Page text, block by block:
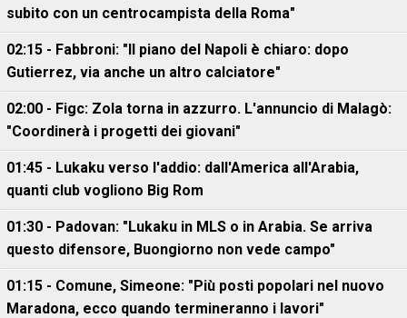
subito con un centrocampista della Roma"
02:15 - Fabbroni: "Il piano del Napoli è chiaro: dopo
Gutierrez, via anche un altro calciatore"
02:00 - Figc: Zola torna in azzurro. L'annuncio di Malagò:
"Coordinerà i progetti dei giovani"
01:45 - Lukaku verso l'addio: dall'America all'Arabia,
quanti club vogliono Big Rom
01:30 - Padovan: "Lukaku in MLS o in Arabia. Se arriva
questo difensore, Buongiorno non vede campo"
01:15 - Comune, Simeone: "Più posti popolari nel nuovo
Maradona, ecco quando termineranno i lavori"